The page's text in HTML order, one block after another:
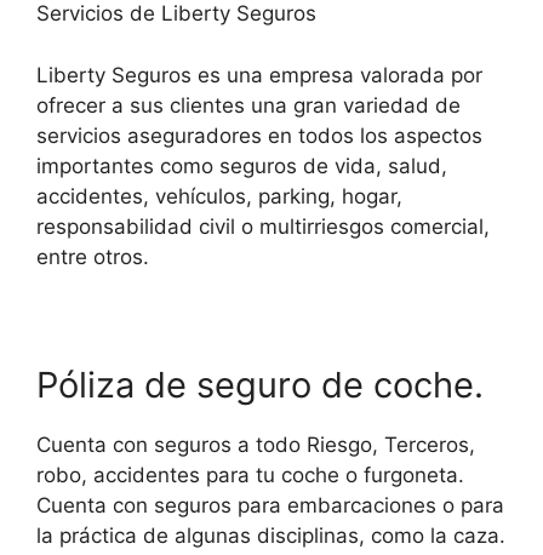
Servicios de Liberty Seguros
Liberty Seguros es una empresa valorada por
ofrecer a sus clientes una gran variedad de
servicios aseguradores en todos los aspectos
importantes como seguros de vida, salud,
accidentes, vehículos, parking, hogar,
responsabilidad civil o multirriesgos comercial,
entre otros.
Póliza de seguro de coche.
Cuenta con seguros a todo Riesgo, Terceros,
robo, accidentes para tu coche o furgoneta.
Cuenta con seguros para embarcaciones o para
la práctica de algunas disciplinas, como la caza.